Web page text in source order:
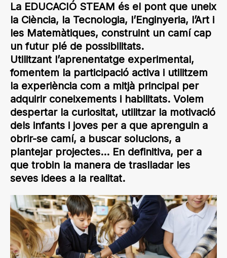
La EDUCACIÓ STEAM és el pont que uneix
la Ciència, la Tecnologia, l’Enginyeria, l’Art i
les Matemàtiques, construint un camí cap
un futur plé de possibilitats.
Utilitzant l’aprenentatge experimental,
fomentem la participació activa i utilitzem
la experiència com a mitjà principal per
adquirir coneixements i habilitats. Volem
despertar la curiositat, utilitzar la motivació
dels infants i joves per a que aprenguin a
obrir-se camí, a buscar solucions, a
plantejar projectes… En definitiva, per a
que trobin la manera de traslladar les
seves idees a la realitat.